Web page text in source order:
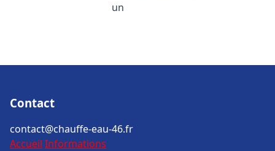
un
Contact
contact@chauffe-eau-46.fr
Accueil Informations